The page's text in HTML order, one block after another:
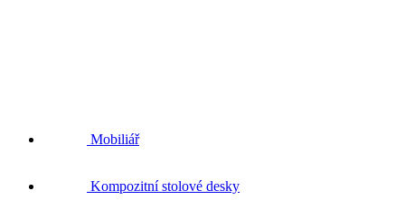
Mobiliář
Kompozitní stolové desky